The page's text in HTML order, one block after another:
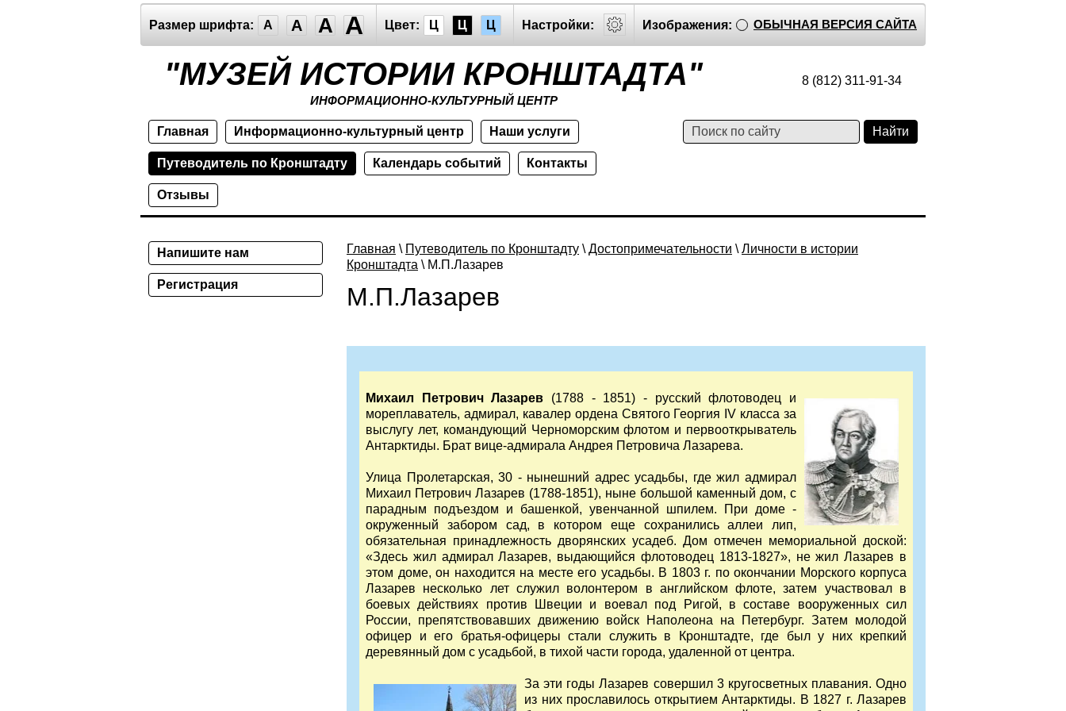
Размер шрифта: A A A A Цвет: Ц Ц Ц Настройки: Изображения: ОБЫЧНАЯ ВЕРСИЯ САЙТА
"МУЗЕЙ ИСТОРИИ КРОНШТАДТА"
ИНФОРМАЦИОННО-КУЛЬТУРНЫЙ ЦЕНТР
8 (812) 311-91-34
Главная Информационно-культурный центр Наши услуги
Путеводитель по Кронштадту Календарь событий Контакты
Отзывы
Главная \ Путеводитель по Кронштадту \ Достопримечательности \ Личности в истории
Кронштадта \ М.П.Лазарев
М.П.Лазарев
Михаил Петрович Лазарев (1788 - 1851) - русский флотоводец и
мореплаватель, адмирал, кавалер ордена Святого Георгия IV класса за
выслугу лет, командующий Черноморским флотом и первооткрыватель
Антарктиды. Брат вице-адмирала Андрея Петровича Лазарева.
Улица Пролетарская, 30 - нынешний адрес усадьбы, где жил адмирал
Михаил Петрович Лазарев (1788-1851), ныне большой каменный дом, с
парадным подъездом и башенкой, увенчанной шпилем. При доме -
окруженный забором сад, в котором еще сохранились аллеи лип,
обязательная принадлежность дворянских усадеб. Дом отмечен мемориальной доской:
«Здесь жил адмирал Лазарев, выдающийся флотоводец 1813-1827», не жил Лазарев в
этом доме, он находится на месте его усадьбы. В 1803 г. по окончании Морского корпуса
Лазарев несколько лет служил волонтером в английском флоте, затем участвовал в
боевых действиях против Швеции и воевал под Ригой, в составе вооруженных сил
России, препятствовавших движению войск Наполеона на Петербург. Затем молодой
офицер и его братья-офицеры стали служить в Кронштадте, где был у них крепкий
деревянный дом с усадьбой, в тихой части города, удаленной от центра.
За эти годы Лазарев совершил 3 кругосветных плавания. Одно
из них прославилось открытием Антарктиды. В 1827 г. Лазарев
Напишите нам
Регистрация